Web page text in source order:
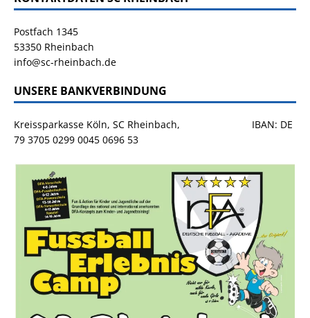
Postfach 1345
53350 Rheinbach
info@sc-rheinbach.de
UNSERE BANKVERBINDUNG
Kreissparkasse Köln, SC Rheinbach, IBAN: DE
79 3705 0299 0045 0696 53